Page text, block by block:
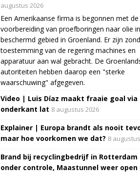
augustus 2026
Een Amerikaanse firma is begonnen met de
voorbereiding van proefboringen naar olie
beschermd gebied in Groenland. Er zijn
toestemming van de regering machines en
apparatuur aan wal gebracht. De
autoriteiten hebben daarop een "sterke
waarschuwing" afgegeven.
Video | Luis Díaz maakt fraaie goal via
onderkant lat 8 augustus 2026
Explainer | Europa brandt als nooit
maar hoe voorkomen we dat? 8
Brand bij recyclingbedrijf in Rotterdam
onder controle, Maastunnel weer open